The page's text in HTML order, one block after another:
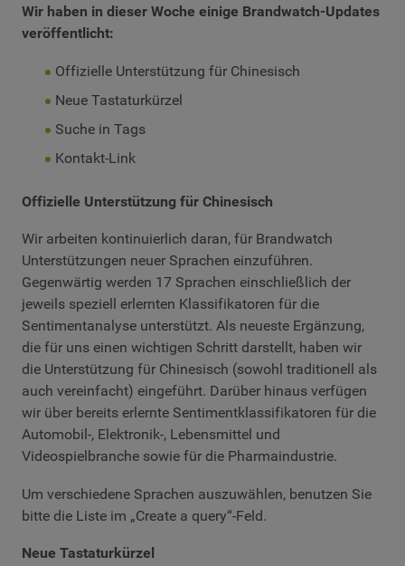
Wir haben in dieser Woche einige Brandwatch-Updates
veröffentlicht:
Offizielle Unterstützung für Chinesisch
Neue Tastaturkürzel
Suche in Tags
Kontakt-Link
Offizielle Unterstützung für Chinesisch
Wir arbeiten kontinuierlich daran, für Brandwatch
Unterstützungen neuer Sprachen einzuführen.
Gegenwärtig werden 17 Sprachen einschließlich der
jeweils speziell erlernten Klassifikatoren für die
Sentimentanalyse unterstützt. Als neueste Ergänzung,
die für uns einen wichtigen Schritt darstellt, haben wir
die Unterstützung für Chinesisch (sowohl traditionell als
auch vereinfacht) eingeführt. Darüber hinaus verfügen
wir über bereits erlernte Sentimentklassifikatoren für die
Automobil-, Elektronik-, Lebensmittel und
Videospielbranche sowie für die Pharmaindustrie.
Um verschiedene Sprachen auszuwählen, benutzen Sie
bitte die Liste im „Create a query“-Feld.
Neue Tastaturkürzel